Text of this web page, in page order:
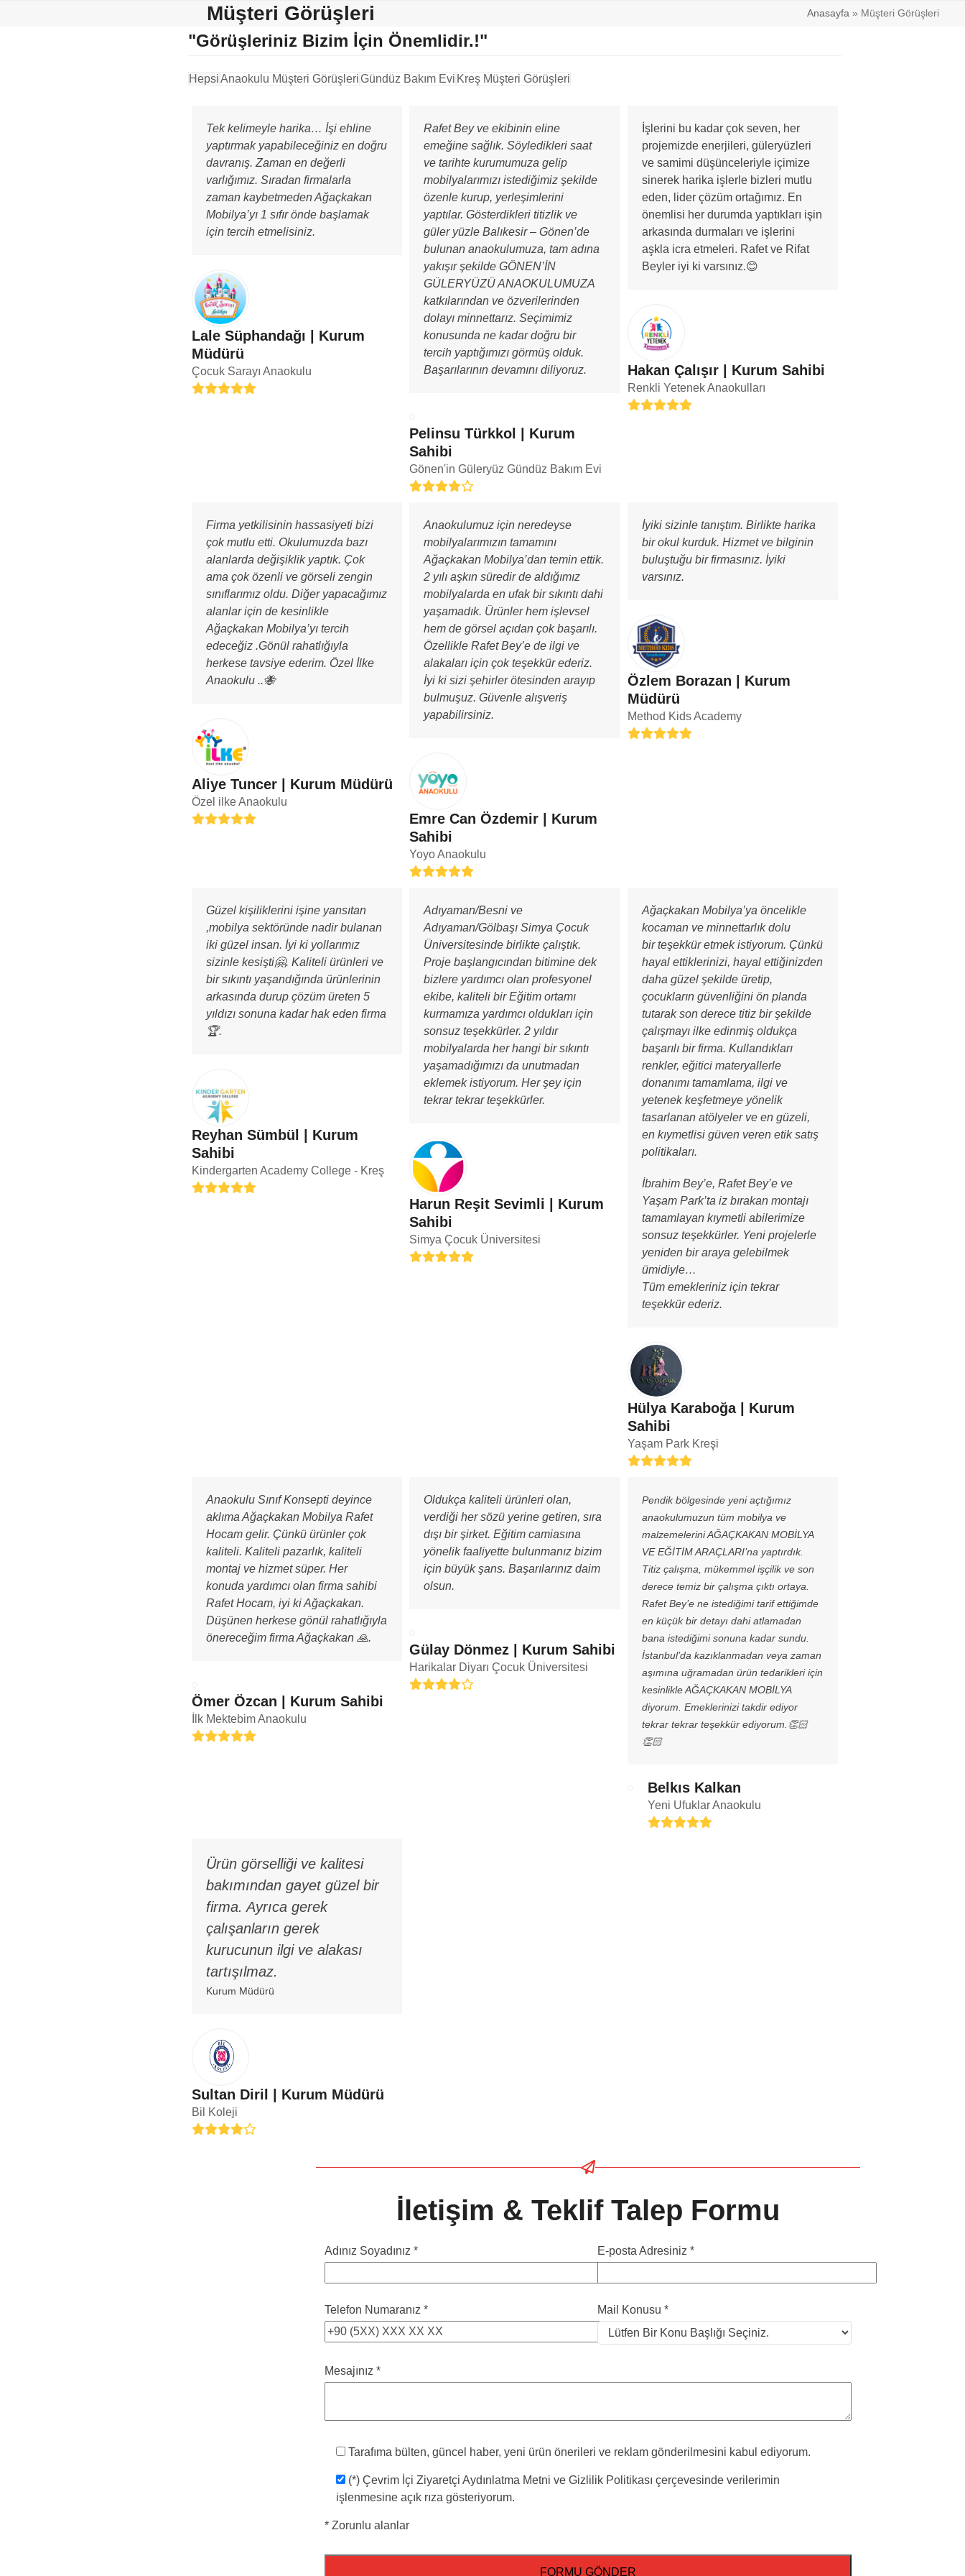
Müşteri Görüşleri Anasayfa » Müşteri Görüşleri
"Görüşleriniz Bizim İçin Önemlidir.!"
HepsiAnaokulu Müşteri GörüşleriGündüz Bakım Evi Kreş Müşteri Görüşleri
Tek kelimeyle harika… İşi ehline
yaptırmak yapabileceğiniz en doğru
davranış. Zaman en değerli
varlığımız. Sıradan firmalarla
zaman kaybetmeden Ağaçkakan
Mobilya’yı 1 sıfır önde başlamak
için tercih etmelisiniz.
Lale Süphandağı | Kurum
Müdürü
Çocuk Sarayı Anaokulu
Rating:
Rafet Bey ve ekibinin eline
emeğine sağlık. Söyledikleri saat
ve tarihte kurumumuza gelip
mobilyalarımızı istediğimiz şekilde
özenle kurup, yerleşimlerini
yaptılar. Gösterdikleri titizlik ve
güler yüzle Balıkesir – Gönen’de
bulunan anaokulumuza, tam adına
yakışır şekilde GÖNEN’İN
GÜLERYÜZÜ ANAOKULUMUZA
katkılarından ve özverilerinden
dolayı minnettarız. Seçimimiz
konusunda ne kadar doğru bir
tercih yaptığımızı görmüş olduk.
Başarılarının devamını diliyoruz.
Pelinsu Türkkol | Kurum
Sahibi
Gönen'in Güleryüz Gündüz Bakım Evi
Rating:
İşlerini bu kadar çok seven, her
projemizde enerjileri, güleryüzleri
ve samimi düşünceleriyle içimize
sinerek harika işlerle bizleri mutlu
eden, lider çözüm ortağımız. En
önemlisi her durumda yaptıkları işin
arkasında durmaları ve işlerini
aşkla icra etmeleri. Rafet ve Rifat
Beyler iyi ki varsınız.😊
Hakan Çalışır | Kurum Sahibi
Renkli Yetenek Anaokulları
Rating:
Firma yetkilisinin hassasiyeti bizi
çok mutlu etti. Okulumuzda bazı
alanlarda değişiklik yaptık. Çok
ama çok özenli ve görseli zengin
sınıflarımız oldu. Diğer yapacağımız
alanlar için de kesinlikle
Ağaçkakan Mobilya’yı tercih
edeceğiz .Gönül rahatlığıyla
herkese tavsiye ederim. Özel İlke
Anaokulu ..🐝
Aliye Tuncer | Kurum Müdürü
Özel ilke Anaokulu
Rating:
Anaokulumuz için neredeyse
mobilyalarımızın tamamını
Ağaçkakan Mobilya’dan temin ettik.
2 yılı aşkın süredir de aldığımız
mobilyalarda en ufak bir sıkıntı dahi
yaşamadık. Ürünler hem işlevsel
hem de görsel açıdan çok başarılı.
Özellikle Rafet Bey’e de ilgi ve
alakaları için çok teşekkür ederiz.
İyi ki sizi şehirler ötesinden arayıp
bulmuşuz. Güvenle alışveriş
yapabilirsiniz.
Emre Can Özdemir | Kurum
Sahibi
Yoyo Anaokulu
Rating:
İyiki sizinle tanıştım. Birlikte harika
bir okul kurduk. Hizmet ve bilginin
buluştuğu bir firmasınız. İyiki
varsınız.
Özlem Borazan | Kurum
Müdürü
Method Kids Academy
Rating:
Güzel kişiliklerini işine yansıtan
,mobilya sektöründe nadir bulanan
iki güzel insan. İyi ki yollarımız
sizinle kesişti🤗. Kaliteli ürünleri ve
bir sıkıntı yaşandığında ürünlerinin
arkasında durup çözüm üreten 5
yıldızı sonuna kadar hak eden firma
🏆.
Reyhan Sümbül | Kurum
Sahibi
Kindergarten Academy College - Kreş
Rating:
Adıyaman/Besni ve
Adıyaman/Gölbaşı Simya Çocuk
Üniversitesinde birlikte çalıştık.
Proje başlangıcından bitimine dek
bizlere yardımcı olan profesyonel
ekibe, kaliteli bir Eğitim ortamı
kurmamıza yardımcı oldukları için
sonsuz teşekkürler. 2 yıldır
mobilyalarda her hangi bir sıkıntı
yaşamadığımızı da unutmadan
eklemek istiyorum. Her şey için
tekrar tekrar teşekkürler.
Harun Reşit Sevimli | Kurum
Sahibi
Simya Çocuk Üniversitesi
Rating:
Ağaçkakan Mobilya’ya öncelikle
kocaman ve minnettarlık dolu
bir teşekkür etmek istiyorum. Çünkü
hayal ettiklerinizi, hayal ettiğinizden
daha güzel şekilde üretip,
çocukların güvenliğini ön planda
tutarak son derece titiz bir şekilde
çalışmayı ilke edinmiş oldukça
başarılı bir firma. Kullandıkları
renkler, eğitici materyallerle
donanımı tamamlama, ilgi ve
yetenek keşfetmeye yönelik
tasarlanan atölyeler ve en güzeli,
en kıymetlisi güven veren etik satış
politikaları.
İbrahim Bey’e, Rafet Bey’e ve
Yaşam Park’ta iz bırakan montajı
tamamlayan kıymetli abilerimize
sonsuz teşekkürler. Yeni projelerle
yeniden bir araya gelebilmek
ümidiyle…
Tüm emekleriniz için tekrar
teşekkür ederiz.
Hülya Karaboğa | Kurum
Sahibi
Yaşam Park Kreşi
Rating:
Anaokulu Sınıf Konsepti deyince
aklıma Ağaçkakan Mobilya Rafet
Hocam gelir. Çünkü ürünler çok
kaliteli. Kaliteli pazarlık, kaliteli
montaj ve hizmet süper. Her
konuda yardımcı olan firma sahibi
Rafet Hocam, iyi ki Ağaçkakan.
Düşünen herkese gönül rahatlığıyla
önereceğim firma Ağaçkakan 🙏.
Ömer Özcan | Kurum Sahibi
İlk Mektebim Anaokulu
Rating:
Oldukça kaliteli ürünleri olan,
verdiği her sözü yerine getiren, sıra
dışı bir şirket. Eğitim camiasına
yönelik faaliyette bulunmanız bizim
için büyük şans. Başarılarınız daim
olsun.
Gülay Dönmez | Kurum Sahibi
Harikalar Diyarı Çocuk Üniversitesi
Rating:
Pendik bölgesinde yeni açtığımız
anaokulumuzun tüm mobilya ve
malzemelerini AĞAÇKAKAN MOBİLYA
VE EĞİTİM ARAÇLARI’na yaptırdık.
Titiz çalışma, mükemmel işçilik ve son
derece temiz bir çalışma çıktı ortaya.
Rafet Bey’e ne istediğimi tarif ettiğimde
en küçük bir detayı dahi atlamadan
bana istediğimi sonuna kadar sundu.
İstanbul’da kazıklanmadan veya zaman
aşımına uğramadan ürün tedarikleri için
kesinlikle AĞAÇKAKAN MOBİLYA
diyorum. Emeklerinizi takdir ediyor
tekrar tekrar teşekkür ediyorum.👏🏻
👏🏻
Belkıs Kalkan
Yeni Ufuklar Anaokulu
Rating:
Ürün görselliği ve kalitesi
bakımından gayet güzel bir
firma. Ayrıca gerek
çalışanların gerek
kurucunun ilgi ve alakası
tartışılmaz.
Kurum Müdürü
Sultan Diril | Kurum Müdürü
Bil Koleji
Rating:
İletişim & Teklif Talep Formu
Adınız Soyadınız * E-posta Adresiniz *
Telefon Numaranız * Mail Konusu *
Mesajınız *
Tarafıma bülten, güncel haber, yeni ürün önerileri ve reklam gönderilmesini kabul ediyorum.
(*) Çevrim İçi Ziyaretçi Aydınlatma Metni ve Gizlilik Politikası çerçevesinde verilerimin
işlenmesine açık rıza gösteriyorum.
* Zorunlu alanlar